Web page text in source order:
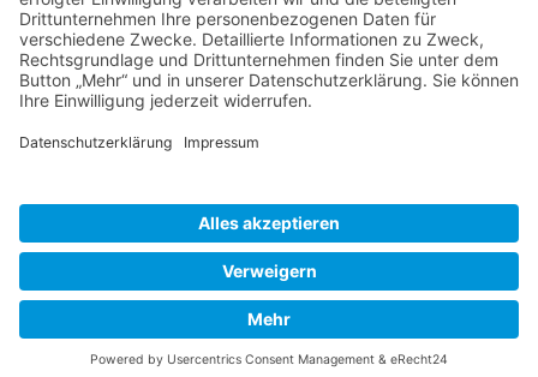
Weihnachten
Weihnachtstexte
Datenschutzerklärung
Impressum
Cookie-Einstellungen